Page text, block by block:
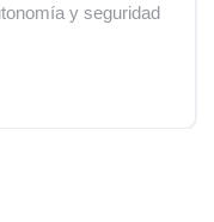
y seguridad